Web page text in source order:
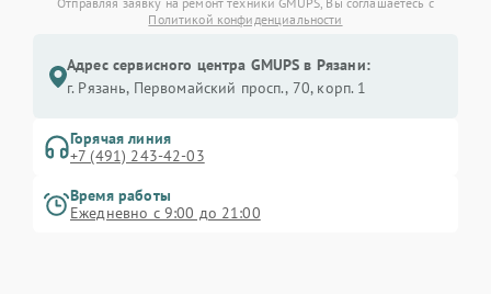
Политикой конфиденциальности
Адрес сервисного центра GMUPS в Рязани:
г. Рязань, Первомайский просп., 70, корп. 1
Горячая линия
+7 (491) 243-42-03
Время работы
Ежедневно с 9:00 до 21:00